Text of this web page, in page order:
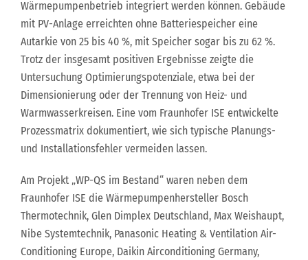
Wärmepumpenbetrieb integriert werden können. Gebäude
mit PV-Anlage erreichten ohne Batteriespeicher eine
Autarkie von 25 bis 40 %, mit Speicher sogar bis zu 62 %.
Trotz der insgesamt positiven Ergebnisse zeigte die
Untersuchung Optimierungspotenziale, etwa bei der
Dimensionierung oder der Trennung von Heiz- und
Warmwasserkreisen. Eine vom Fraunhofer ISE entwickelte
Prozessmatrix dokumentiert, wie sich typische Planungs-
und Installationsfehler vermeiden lassen.
Am Projekt „WP-QS im Bestand“ waren neben dem
Fraunhofer ISE die Wärmepumpenhersteller Bosch
Thermotechnik, Glen Dimplex Deutschland, Max Weishaupt,
Nibe Systemtechnik, Panasonic Heating & Ventilation Air-
Conditioning Europe, Daikin Airconditioning Germany,